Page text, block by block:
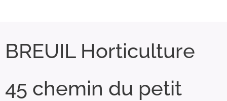
BREUIL Horticulture
45 chemin du petit